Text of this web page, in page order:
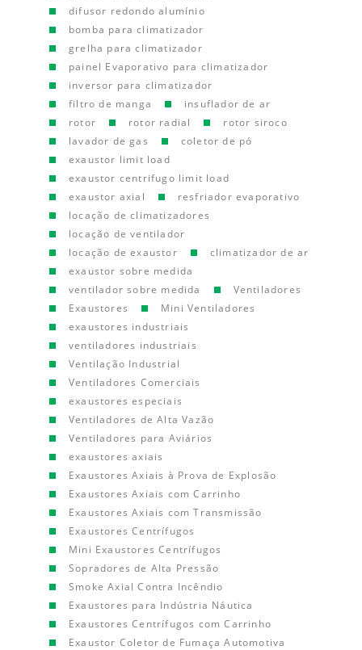
difusor redondo alumínio
bomba para climatizador
grelha para climatizador
painel Evaporativo para climatizador
inversor para climatizador
filtro de manga
insuflador de ar
rotor
rotor radial
rotor siroco
lavador de gas
coletor de pó
exaustor limit load
exaustor centrifugo limit load
exaustor axial
resfriador evaporativo
locação de climatizadores
locação de ventilador
locação de exaustor
climatizador de ar
exaustor sobre medida
ventilador sobre medida
Ventiladores
Exaustores
Mini Ventiladores
exaustores industriais
ventiladores industriais
Ventilação Industrial
Ventiladores Comerciais
exaustores especiais
Ventiladores de Alta Vazão
Ventiladores para Aviários
exaustores axiais
Exaustores Axiais à Prova de Explosão
Exaustores Axiais com Carrinho
Exaustores Axiais com Transmissão
Exaustores Centrífugos
Mini Exaustores Centrífugos
Sopradores de Alta Pressão
Smoke Axial Contra Incêndio
Exaustores para Indústria Náutica
Exaustores Centrífugos com Carrinho
Exaustor Coletor de Fumaça Automotiva